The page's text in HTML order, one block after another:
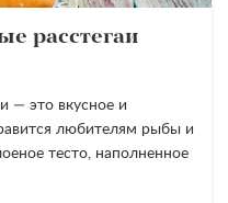
расстегаи
— это вкусное и
любителям рыбы и
тесто, наполненное